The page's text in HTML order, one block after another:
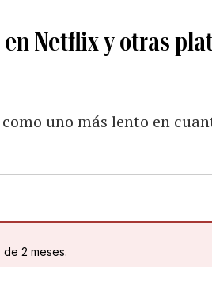
Netflix y otras
uno más lento en
2 meses.